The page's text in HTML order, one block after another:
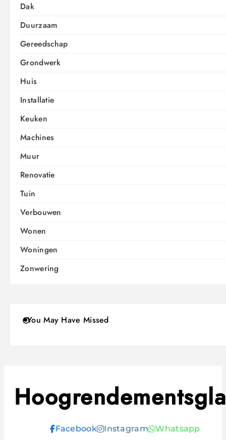
Dak
Duurzaam
Gereedschap
Grondwerk
Huis
Installatie
Keuken
Machines
Muur
Renovatie
Tuin
Verbouwen
Wonen
Woningen
Zonwering
You May Have Missed
Facebook Instagram Whatsapp